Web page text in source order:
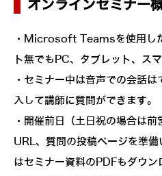
オンラインセミナー
・Microsoft Teamsを使用し
ト無でもPC、タブレット、ス
・セミナー中は音声での会話
入して講師に質問ができます。
・開催前日（土日祝の場合は
URL、質問の投稿ページを準
はセミナー資料のPDFもダウン